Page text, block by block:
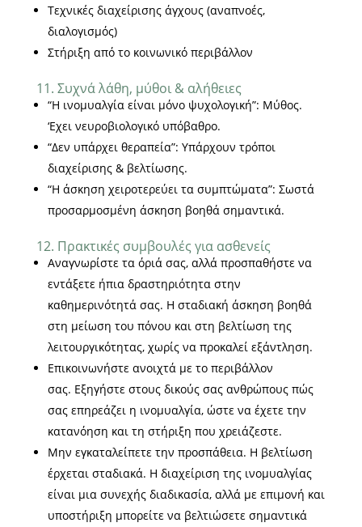
Τεχνικές διαχείρισης άγχους (αναπνοές,
διαλογισμός)
Στήριξη από το κοινωνικό περιβάλλον
11. Συχνά λάθη, μύθοι & αλήθειες
“Η ινομυαλγία είναι μόνο ψυχολογική”: Μύθος.
‘Εχει νευροβιολογικό υπόβαθρο.
“Δεν υπάρχει θεραπεία”: Υπάρχουν τρόποι
διαχείρισης & βελτίωσης.
“Η άσκηση χειροτερεύει τα συμπτώματα”: Σωστά
προσαρμοσμένη άσκηση βοηθά σημαντικά.
12. Πρακτικές συμβουλές για ασθενείς
Αναγνωρίστε τα όριά σας, αλλά προσπαθήστε να
εντάξετε ήπια δραστηριότητα στην
καθημερινότητά σας. Η σταδιακή άσκηση βοηθά
στη μείωση του πόνου και στη βελτίωση της
λειτουργικότητας, χωρίς να προκαλεί εξάντληση.
Επικοινωνήστε ανοιχτά με το περιβάλλον
σας. Εξηγήστε στους δικούς σας ανθρώπους πώς
σας επηρεάζει η ινομυαλγία, ώστε να έχετε την
κατανόηση και τη στήριξη που χρειάζεστε.
Μην εγκαταλείπετε την προσπάθεια. Η βελτίωση
έρχεται σταδιακά. Η διαχείριση της ινομυαλγίας
είναι μια συνεχής διαδικασία, αλλά με επιμονή και
υποστήριξη μπορείτε να βελτιώσετε σημαντικά